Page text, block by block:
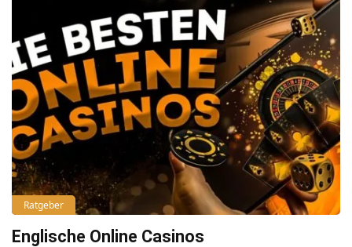
Ratgeber
Englische Online Casinos